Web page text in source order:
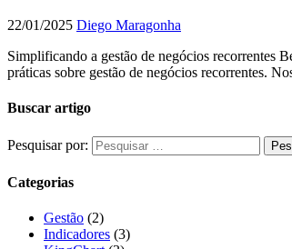
22/01/2025 Diego Maragonha
Simplificando a gestão de negócios recorrentes
práticas sobre gestão de negócios recorrentes.
Buscar artigo
Pesquisar por:
Categorias
Gestão (2)
Indicadores (3)